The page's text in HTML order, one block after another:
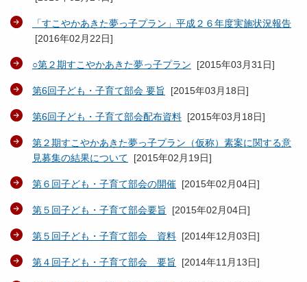
「すこやかあきた夢っ子プラン」平成２６年度実施状況報告
[2016年02月22日]
○第２期すこやかあきた夢っ子プラン [2015年03月31日]
第6回子ども・子育て部会 要旨 [2015年03月18日]
第6回子ども・子育て部会配布資料 [2015年03月18日]
第２期すこやかあきた夢っ子プラン（仮称）素案に関する意
見募集の結果について [2015年02月19日]
第６回子ども・子育て部会の開催 [2015年02月04日]
第５回子ども・子育て部会要旨 [2015年02月04日]
第５回子ども・子育て部会 資料 [2014年12月03日]
第４回子ども・子育て部会 要旨 [2014年11月13日]